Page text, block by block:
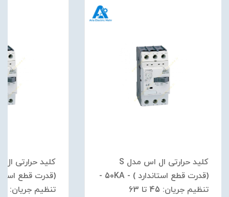
کلید حرارتی ال اس مدل S
(قدرت قطع استاندارد ) - 50KA -
تنظیم جریان: 45 تا 63
تنظیم جریان: 34 تا 50